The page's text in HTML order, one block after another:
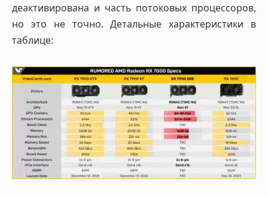
деактивирована и часть потоковых процессоров,
но это не точно. Детальные характеристики в
таблице: